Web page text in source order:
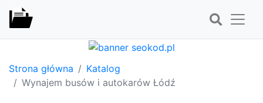
Strona główna
Katalog
Wynajem busów i autokarów Łódź